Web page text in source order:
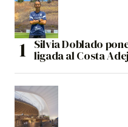
Silvia Doblado
ligada al Costa